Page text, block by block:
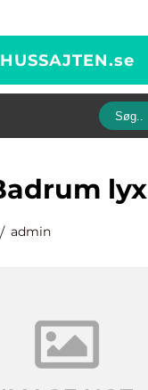
HUSSAJTEN.se
badrum lyx
admin